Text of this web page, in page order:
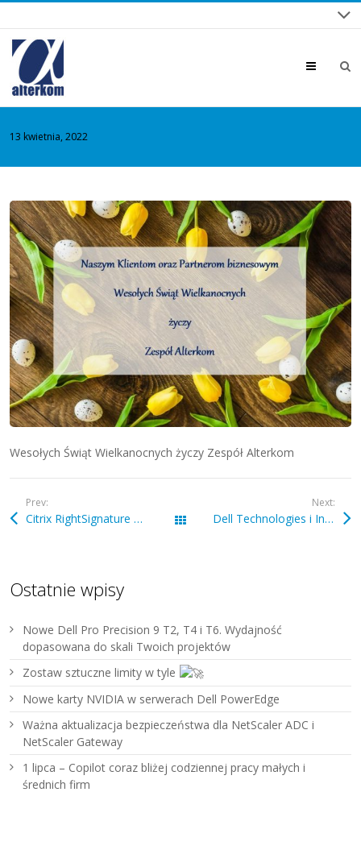
Menu
13 kwietnia, 2022
Wesołych Świąt Wielkanocnych życzy Zespół Alterkom
Prev:
Citrix RightSignature – narzędzie do e-podpisu Wszystkie wpisy
Next:
Dell Technologies i Intel będą wspierać system oświaty w Polsce
Ostatnie wpisy
Nowe Dell Pro Precision 9 T2, T4 i T6. Wydajność
dopasowana do skali Twoich projektów
Zostaw sztuczne limity w tyle
Nowe karty NVIDIA w serwerach Dell PowerEdge
Ważna aktualizacja bezpieczeństwa dla NetScaler ADC i
NetScaler Gateway
1 lipca – Copilot coraz bliżej codziennej pracy małych i
średnich firm